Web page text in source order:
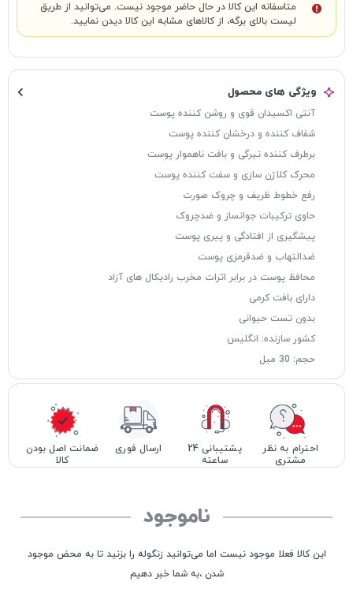
متاسفانه این کالا در حال حاضر موجود نیست. می‌توانید از طریق
لیست بالای برگه، از کالاهای مشابه این کالا دیدن نمایید.
ویژگی های محصول
آنتی اکسیدان قوی و روشن کننده پوست
شفاف کننده و درخشان کننده پوست
برطرف کننده تیرگی و بافت ناهموار پوست
محرک کلاژن سازی و سفت کننده پوست
رفع خطوط ظریف و چروک صورت
حاوی ترکیبات جوانساز و ضدچروک
پیشگیری از افتادگی و پیری پوست
ضدالتهاب و ضدقرمزی پوست
محافظ پوست در برابر اثرات مخرب رادیکال های آزاد
دارای بافت کرمی
بدون تست حیوانی
کشور سازنده: انگلیس
حجم: 30 میل
احترام به نظر
مشتری
پشتیبانی 24
ساعته
ارسال فوری
ضمانت اصل بودن
کالا
ناموجود
این کالا فعلا موجود نیست اما می‌توانید زنگوله را بزنید تا به محض موجود
شدن ،به شما خبر دهیم